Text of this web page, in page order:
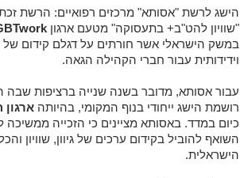
הישג לרשת "אסותא" מרכזים רפואיים: הרשת
"שוויון להט"ב+ בתעסוקה" מטעם ארגון
במשק הישראלי אשר חורתים על דגלם קידום של
וידידותית עבור חברי הקהילה הגאה.
עבור אסותא, מדובר בשנה שנייה ברציפות שבה
רושמת הישג ייחודי בנוף המקומי, בהיותה
כיום במדד. באסותא מציינים כי הזכייה
השואף להוביל בקידום ערכים של גיוון, שוויון
הישראלית.